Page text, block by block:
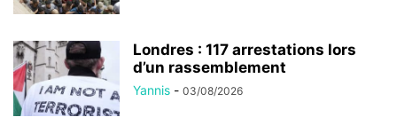
Londres : 117 arrestations lors
d’un rassemblement
Yannis - 03/08/2026